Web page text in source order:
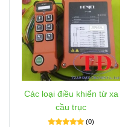
Các loại điều khiển từ xa
cầu trục
(0)